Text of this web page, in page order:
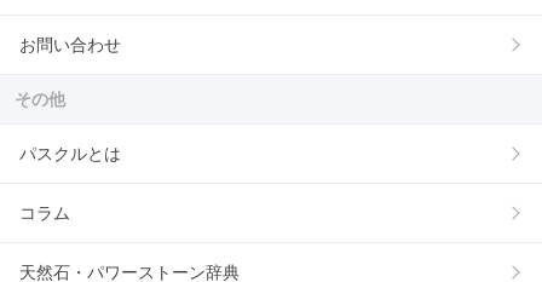
お問い合わせ
その他
パスクルとは
コラム
天然石・パワーストーン辞典